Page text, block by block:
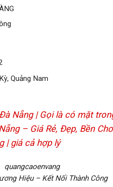
Quảng Nam
Nẵng | Gọi là có mặt
– Giá Rẻ, Đẹp, Bền
| giá cả hợp lý
quangcaoenvang
Hiệu – Kết Nối Thành Công